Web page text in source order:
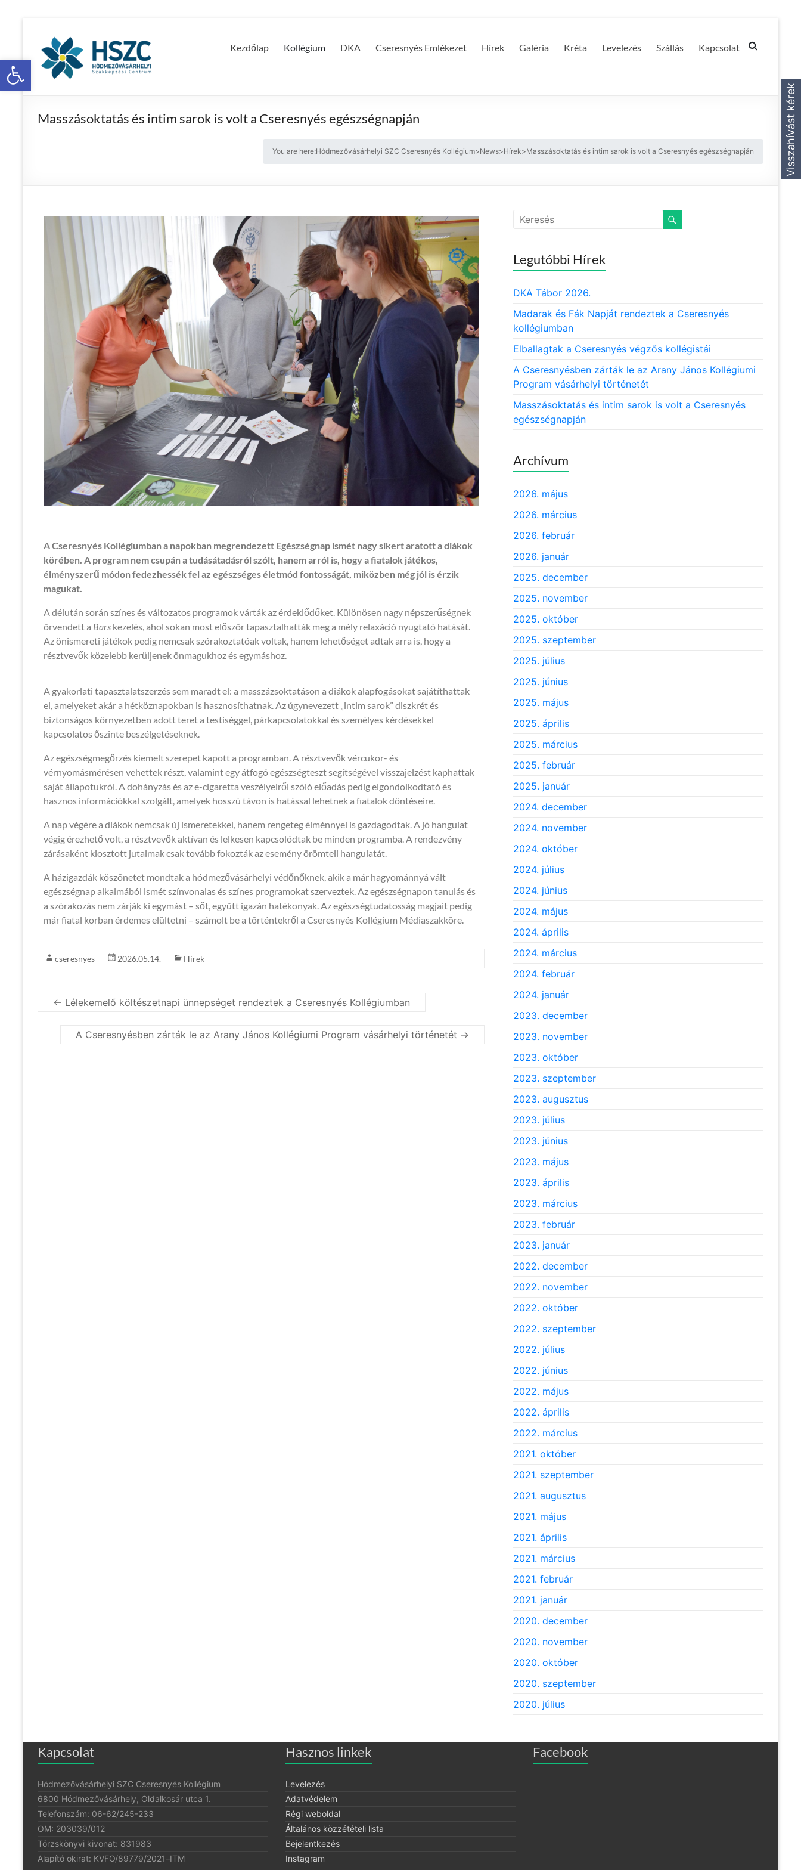
Eszköztár megnyitása
Kezdőlap Kollégium DKA Cseresnyés Emlékezet Hírek Galéria Kréta Levelezés Szállás Kapcsolat
Masszásoktatás és intim sarok is volt a Cseresnyés egészségnapján
You are here:Hódmezővásárhelyi SZC Cseresnyés Kollégium>News>Hírek>Masszásoktatás és intim sarok is volt a Cseresnyés egészségnapján
A Cseresnyés Kollégiumban a napokban megrendezett Egészségnap ismét nagy sikert aratott a diákok
körében. A program nem csupán a tudásátadásról szólt, hanem arról is, hogy a fiatalok játékos,
élményszerű módon fedezhessék fel az egészséges életmód fontosságát, miközben még jól is érzik
magukat.
A délután során színes és változatos programok várták az érdeklődőket. Különösen nagy népszerűségnek
örvendett a Bars kezelés, ahol sokan most először tapasztalhatták meg a mély relaxáció nyugtató hatását.
Az önismereti játékok pedig nemcsak szórakoztatóak voltak, hanem lehetőséget adtak arra is, hogy a
résztvevők közelebb kerüljenek önmagukhoz és egymáshoz.
A gyakorlati tapasztalatszerzés sem maradt el: a masszázsoktatáson a diákok alapfogásokat sajátíthattak
el, amelyeket akár a hétköznapokban is hasznosíthatnak. Az úgynevezett „intim sarok” diszkrét és
biztonságos környezetben adott teret a testiséggel, párkapcsolatokkal és személyes kérdésekkel
kapcsolatos őszinte beszélgetéseknek.
Az egészségmegőrzés kiemelt szerepet kapott a programban. A résztvevők vércukor- és
vérnyomásmérésen vehettek részt, valamint egy átfogó egészségteszt segítségével visszajelzést kaphattak
saját állapotukról. A dohányzás és az e-cigaretta veszélyeiről szóló előadás pedig elgondolkodtató és
hasznos információkkal szolgált, amelyek hosszú távon is hatással lehetnek a fiatalok döntéseire.
A nap végére a diákok nemcsak új ismeretekkel, hanem rengeteg élménnyel is gazdagodtak. A jó hangulat
végig érezhető volt, a résztvevők aktívan és lelkesen kapcsolódtak be minden programba. A rendezvény
zárásaként kiosztott jutalmak csak tovább fokozták az esemény örömteli hangulatát.
A házigazdák köszönetet mondtak a hódmezővásárhelyi védőnőknek, akik a már hagyománnyá vált
egészségnap alkalmából ismét színvonalas és színes programokat szerveztek. Az egészségnapon tanulás és
a szórakozás nem zárják ki egymást – sőt, együtt igazán hatékonyak. Az egészségtudatosság magjait pedig
már fiatal korban érdemes elültetni – számolt be a történtekről a Cseresnyés Kollégium Médiaszakköre.
cseresnyes 2026.05.14. Hírek
← Lélekemelő költészetnapi ünnepséget rendeztek a Cseresnyés Kollégiumban
A Cseresnyésben zárták le az Arany János Kollégiumi Program vásárhelyi történetét →
Legutóbbi Hírek
DKA Tábor 2026.
Madarak és Fák Napját rendeztek a Cseresnyés
kollégiumban
Elballagtak a Cseresnyés végzős kollégistái
A Cseresnyésben zárták le az Arany János Kollégiumi
Program vásárhelyi történetét
Masszásoktatás és intim sarok is volt a Cseresnyés
egészségnapján
Archívum
2026. május
2026. március
2026. február
2026. január
2025. december
2025. november
2025. október
2025. szeptember
2025. július
2025. június
2025. május
2025. április
2025. március
2025. február
2025. január
2024. december
2024. november
2024. október
2024. július
2024. június
2024. május
2024. április
2024. március
2024. február
2024. január
2023. december
2023. november
2023. október
2023. szeptember
2023. augusztus
2023. július
2023. június
2023. május
2023. április
2023. március
2023. február
2023. január
2022. december
2022. november
2022. október
2022. szeptember
2022. július
2022. június
2022. május
2022. április
2022. március
2021. október
2021. szeptember
2021. augusztus
2021. május
2021. április
2021. március
2021. február
2021. január
2020. december
2020. november
2020. október
2020. szeptember
2020. július
Kapcsolat
Hódmezővásárhelyi SZC Cseresnyés Kollégium
6800 Hódmezővásárhely, Oldalkosár utca 1.
Telefonszám: 06-62/245-233
OM: 203039/012
Törzskönyvi kivonat: 831983
Alapító okirat: KVFO/89779/2021–ITM
Hasznos linkek
Levelezés
Adatvédelem
Régi weboldal
Általános közzétételi lista
Bejelentkezés
Instagram
Facebook
Visszahívást kérek